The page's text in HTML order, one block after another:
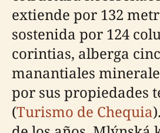
extiende por 132
sostenida por 124
corintias, alberga
manantiales
por sus propiedades
(Turismo de Chequia